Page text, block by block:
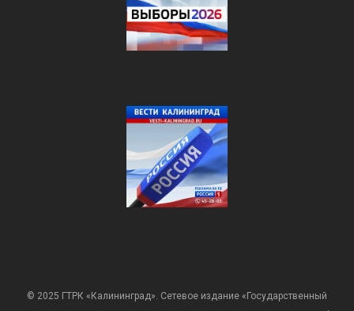
© 2025 ГТРК «Калининград». Сетевое издание «Государственный